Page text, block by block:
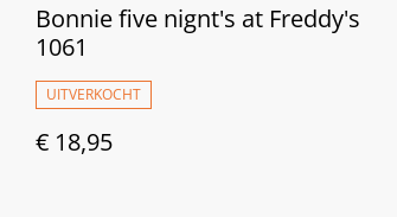
Bonnie five nignt's at Freddy's
1061
UITVERKOCHT
€ 18,95